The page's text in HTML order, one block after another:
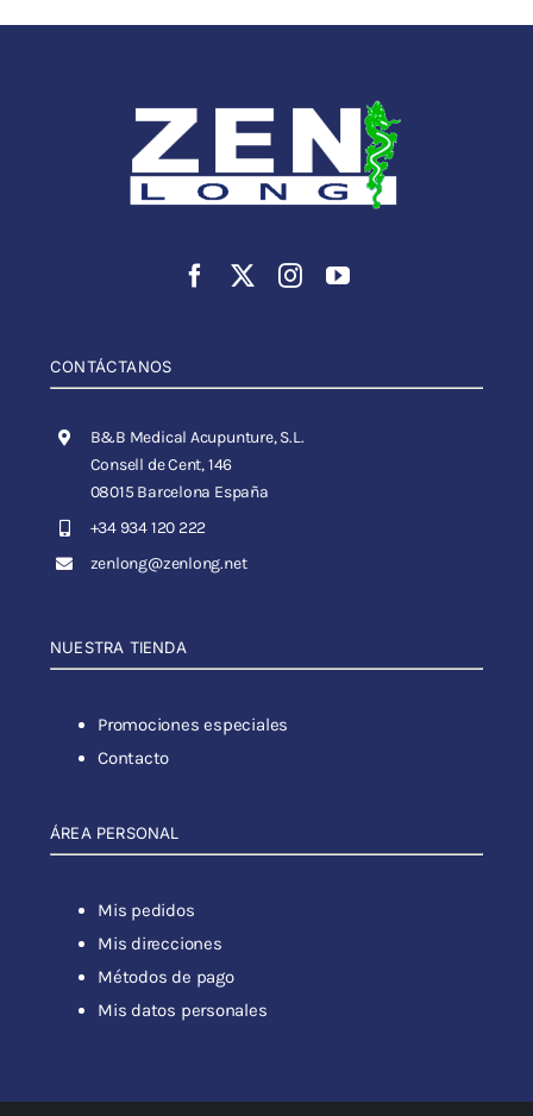
CONTÁCTANOS
B&B Medical Acupunture, S.L.
Consell de Cent, 146
08015 Barcelona España
+34 934 120 222
zenlong@zenlong.net
NUESTRA TIENDA
Promociones especiales
Contacto
ÁREA PERSONAL
Mis pedidos
Mis direcciones
Métodos de pago
Mis datos personales